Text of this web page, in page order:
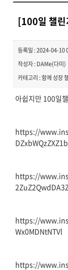
[100일 챌
등록일 : 2024-04-10
작성자 : DAMe(다미)
카테고리 : 함께 성장
아쉽지만 100일
https://
https://
https://
Wx0MDNtNTVl
https://